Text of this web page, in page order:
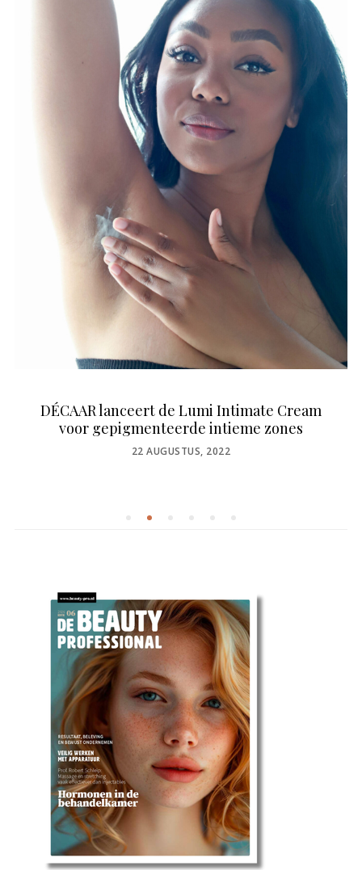
DÉCAAR lanceert de Lumi Intimate Cream
voor gepigmenteerde intieme zones
POSTED
22 AUGUSTUS, 2022